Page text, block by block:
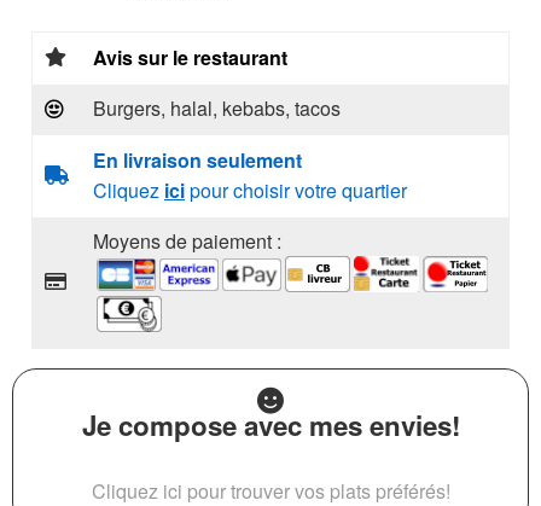
Avis sur le restaurant
Burgers, halal, kebabs, tacos
En livraison seulement
Cliquez icipour choisir votre quartier
Moyens de paiement :
Je compose avec mes envies!
Cliquez ici pour trouver vos plats préférés!